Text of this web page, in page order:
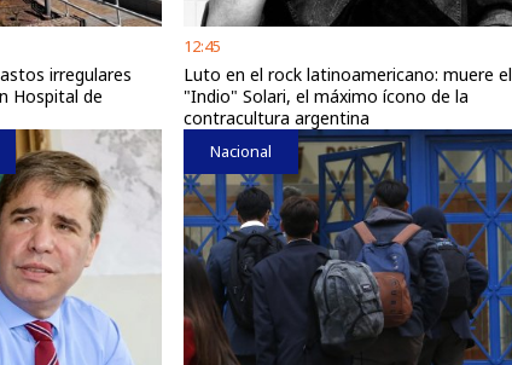
irregulares
Hospital de
12:45
Luto en el rock latinoamericano: muere el
"Indio" Solari, el máximo ícono de la
contracultura argentina
Nacional